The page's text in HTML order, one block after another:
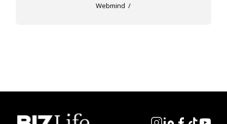
Webmind